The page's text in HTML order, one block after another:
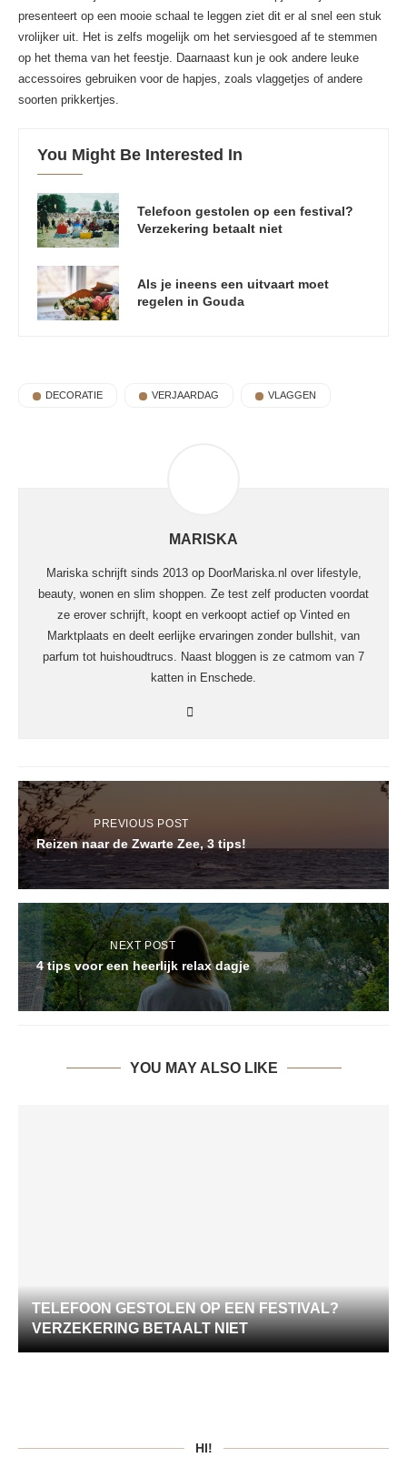
presenteert op een mooie schaal te leggen ziet dit er al snel een stuk
vrolijker uit. Het is zelfs mogelijk om het serviesgoed af te stemmen
op het thema van het feestje. Daarnaast kun je ook andere leuke
accessoires gebruiken voor de hapjes, zoals vlaggetjes of andere
soorten prikkertjes.
You Might Be Interested In
Telefoon gestolen op een festival?
Verzekering betaalt niet
Als je ineens een uitvaart moet
regelen in Gouda
DECORATIE VERJAARDAG VLAGGEN
MARISKA
Mariska schrijft sinds 2013 op DoorMariska.nl over lifestyle,
beauty, wonen en slim shoppen. Ze test zelf producten voordat
ze erover schrijft, koopt en verkoopt actief op Vinted en
Marktplaats en deelt eerlijke ervaringen zonder bullshit, van
parfum tot huishoudtrucs. Naast bloggen is ze catmom van 7
katten in Enschede.
PREVIOUS POST
Reizen naar de Zwarte Zee, 3 tips!
NEXT POST
4 tips voor een heerlijk relax dagje
YOU MAY ALSO LIKE
TELEFOON GESTOLEN OP EEN FESTIVAL?
VERZEKERING BETAALT NIET
HI!